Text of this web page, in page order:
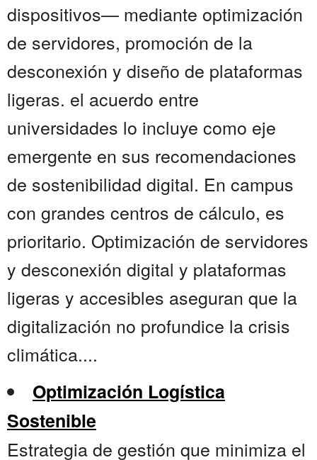
dispositivos— mediante optimización
de servidores, promoción de la
desconexión y diseño de plataformas
ligeras. el acuerdo entre
universidades lo incluye como eje
emergente en sus recomendaciones
de sostenibilidad digital. En campus
con grandes centros de cálculo, es
prioritario. Optimización de servidores
y desconexión digital y plataformas
ligeras y accesibles aseguran que la
digitalización no profundice la crisis
climática....
Optimización Logística
Sostenible
Estrategia de gestión que minimiza el